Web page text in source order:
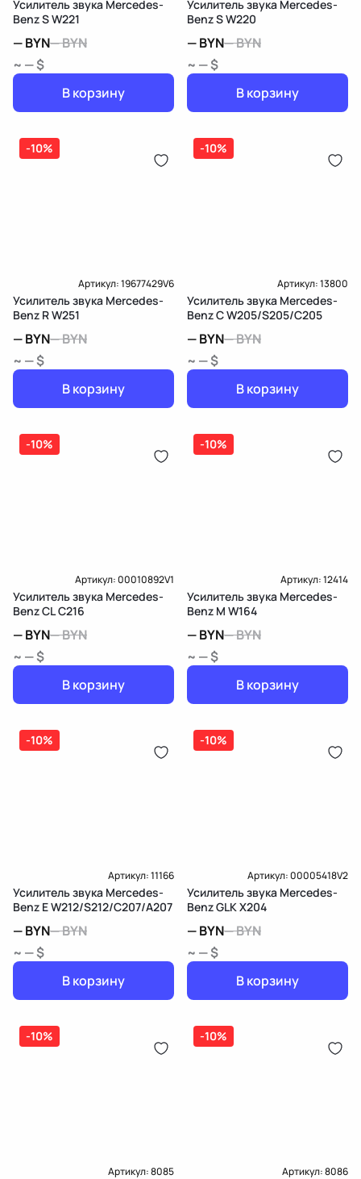
Усилитель звука Mercedes-
Benz S W221
—BYN—BYN
~ — $
В корзину
Усилитель звука Mercedes-
Benz S W220
—BYN—BYN
~ — $
В корзину
-10%
Артикул:19677429V6
Усилитель звука Mercedes-
Benz R W251
—BYN—BYN
~ — $
В корзину
-10%
Артикул:13800
Усилитель звука Mercedes-
Benz C W205/S205/C205
—BYN—BYN
~ — $
В корзину
-10%
Артикул:00010892V1
Усилитель звука Mercedes-
Benz CL C216
—BYN—BYN
~ — $
В корзину
-10%
Артикул:12414
Усилитель звука Mercedes-
Benz M W164
—BYN—BYN
~ — $
В корзину
-10%
Артикул:11166
Усилитель звука Mercedes-
Benz E W212/S212/C207/A207
—BYN—BYN
~ — $
В корзину
-10%
Артикул:00005418V2
Усилитель звука Mercedes-
Benz GLK X204
—BYN—BYN
~ — $
В корзину
-10%
Артикул:8085
-10%
Артикул:8086